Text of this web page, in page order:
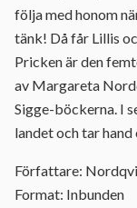
följa med honom
tänk! Då får Lillis
Pricken är den
av Margareta
Sigge-böckerna. I
landet och tar
Författare:
Format: Inbunden